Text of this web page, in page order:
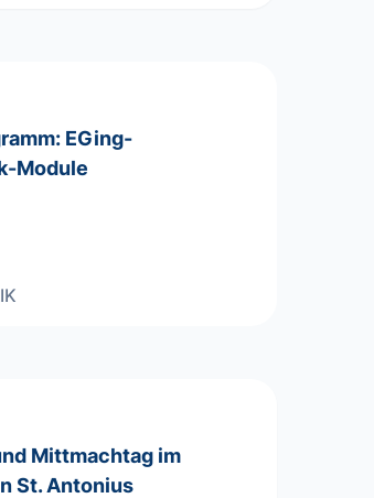
EGing-
Module
Mittmachtag im
St. Antonius